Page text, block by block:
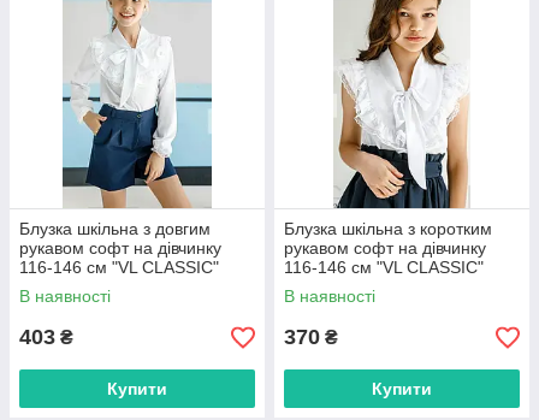
Блузка шкільна з довгим
рукавом софт на дівчинку
116-146 см "VL CLASSIC"
недорого від прямого
постачальника
В наявності
403 ₴
Купити
Блузка шкільна з коротким
рукавом софт на дівчинку
116-146 см "VL CLASSIC"
недорого від прямого
постачальника
В наявності
370 ₴
Купити